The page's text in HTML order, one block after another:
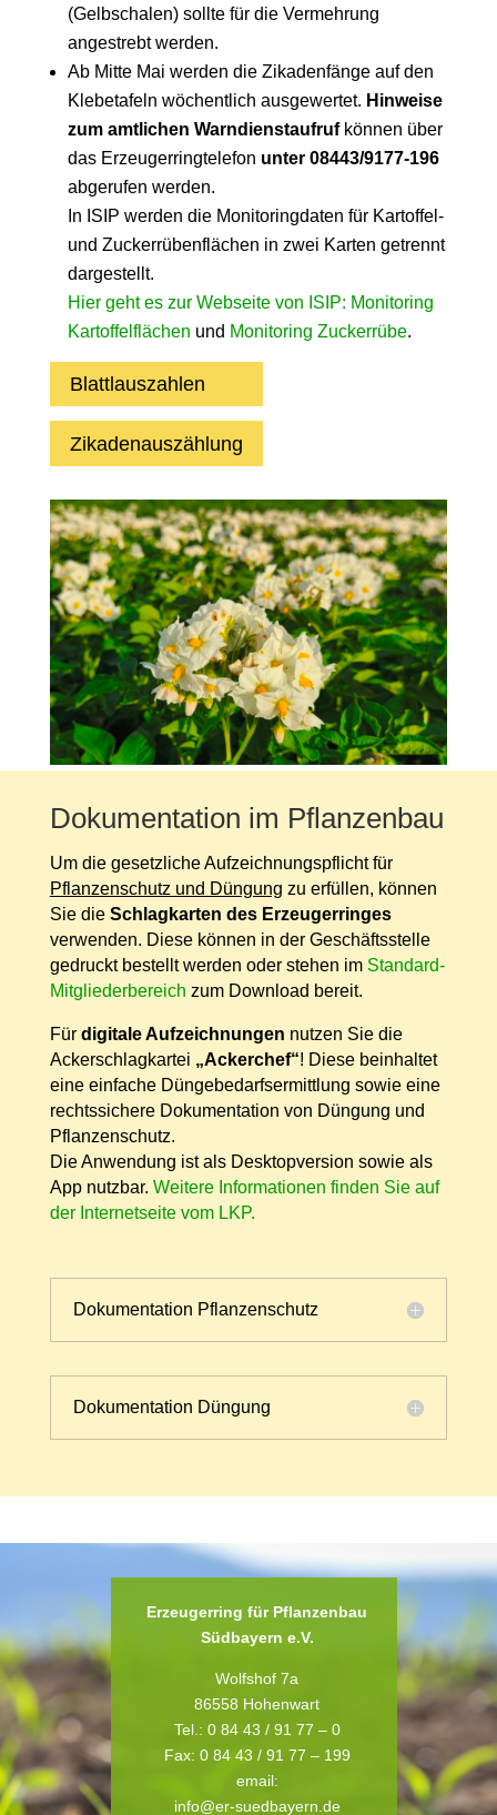
(Gelbschalen) sollte für die Vermehrung
angestrebt werden.
Ab Mitte Mai werden die Zikadenfänge auf den
Klebetafeln wöchentlich ausgewertet. Hinweise
zum amtlichen Warndienstaufrufkönnen über
das Erzeugerringtelefon unter 08443/9177-196
abgerufen werden.
In ISIP werden die Monitoringdaten für Kartoffel-
und Zuckerrübenflächen in zwei Karten getrennt
dargestellt.
Hier geht es zur Webseite von ISIP: Monitoring
Kartoffelflächen und Monitoring Zuckerrübe.
Blattlauszahlen
Zikadenauszählung
Dokumentation im Pflanzenbau
Um die gesetzliche Aufzeichnungspflicht für
Pflanzenschutz und Düngung zu erfüllen, können
Sie die Schlagkarten des Erzeugerringes
verwenden. Diese können in der Geschäftsstelle
gedruckt bestellt werden oder stehen im Standard-
Mitgliederbereich zum Download bereit.
Für digitale Aufzeichnungen nutzen Sie die
Ackerschlagkartei „Ackerchef“! Diese beinhaltet
eine einfache Düngebedarfsermittlung sowie eine
rechtssichere Dokumentation von Düngung und
Pflanzenschutz.
Die Anwendung ist als Desktopversion sowie als
App nutzbar. Weitere Informationen finden Sie auf
der Internetseite vom LKP.
Dokumentation Pflanzenschutz
Dokumentation Düngung
Erzeugerring für Pflanzenbau
Südbayern e.V.
Wolfshof 7a
86558 Hohenwart
Tel.: 0 84 43 / 91 77 – 0
Fax: 0 84 43 / 91 77 – 199
email:
info@er-suedbayern.de